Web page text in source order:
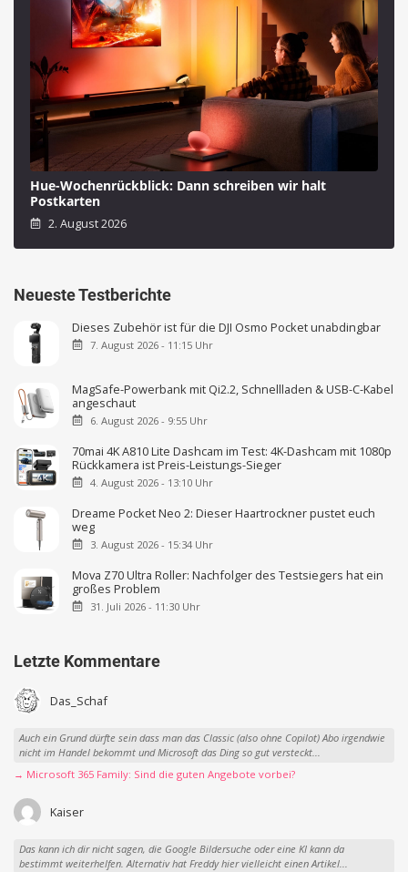
Hue-Wochenrückblick: Dann schreiben wir halt
Postkarten
2. August 2026
Neueste Testberichte
Dieses Zubehör ist für die DJI Osmo Pocket unabdingbar
7. August 2026 - 11:15 Uhr
MagSafe-Powerbank mit Qi2.2, Schnellladen & USB-C-Kabel
angeschaut
6. August 2026 - 9:55 Uhr
70mai 4K A810 Lite Dashcam im Test: 4K-Dashcam mit 1080p
Rückkamera ist Preis-Leistungs-Sieger
4. August 2026 - 13:10 Uhr
Dreame Pocket Neo 2: Dieser Haartrockner pustet euch
weg
3. August 2026 - 15:34 Uhr
Mova Z70 Ultra Roller: Nachfolger des Testsiegers hat ein
großes Problem
31. Juli 2026 - 11:30 Uhr
Letzte Kommentare
Das_Schaf
Auch ein Grund dürfte sein dass man das Classic (also ohne Copilot) Abo irgendwie
nicht im Handel bekommt und Microsoft das Ding so gut versteckt...
→ Microsoft 365 Family: Sind die guten Angebote vorbei?
Kaiser
Das kann ich dir nicht sagen, die Google Bildersuche oder eine KI kann da
bestimmt weiterhelfen. Alternativ hat Freddy hier vielleicht einen Artikel...